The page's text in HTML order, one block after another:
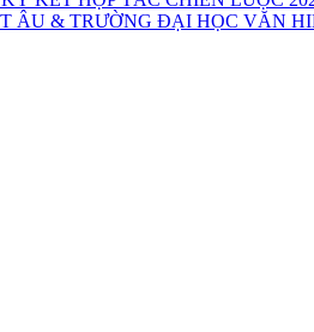
ÂU & TRƯỜNG ĐẠI HỌC VĂN